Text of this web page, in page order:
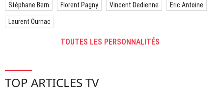
Stéphane Bern Florent Pagny Vincent Dedienne Eric Antoine
Laurent Ournac
TOUTES LES PERSONNALITÉS
TOP ARTICLES TV